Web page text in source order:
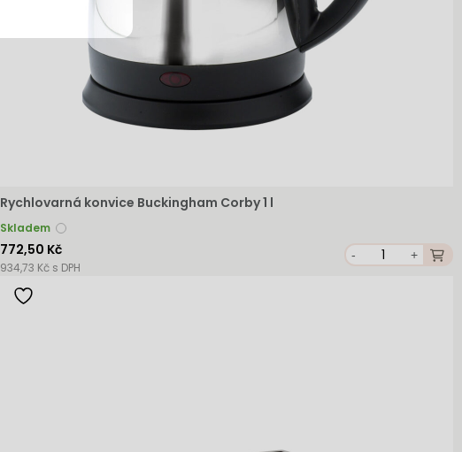
Rychlovarná konvice Buckingham Corby 1 l
Skladem
772,50 Kč
934,73 Kč s DPH
- +